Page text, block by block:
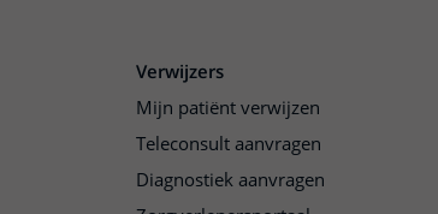
Verwijzers
Mijn patiënt verwijzen
Teleconsult aanvragen
Diagnostiek aanvragen